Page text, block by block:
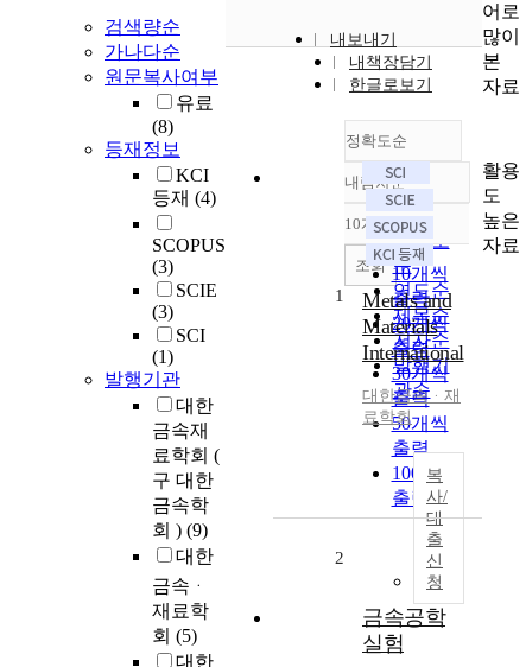
검색량순
가나다순
원문복사여부
유료
(8)
등재정보
KCI
등재 (4)
SCOPUS
(3)
SCIE
(3)
SCI
(1)
발행기관
대한
금속재
료학회 (
구 대한
금속학
회 ) (9)
대한
금속ᆞ
재료학
회 (5)
대한
내보내기
내책장담기
한글로보기
정확도순
정확도
순
인기도
순
연도순
제목순
저자순
발행기
관순
내림차순
내림차순
10개씩 출력
10개씩
출력
20개씩
출력
30개씩
출력
50개씩
출력
100개씩
출력
조회
1
Metals and
Materials
International
대한금속ᆞ재
료학회
복
사/
대
출
신
청
2
금속공학
실험
어로
많이
본
자료
활용
도
높은
자료